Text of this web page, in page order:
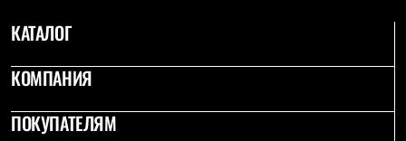
Куртки
Куртки
Брюки
Комбинезоны
КАТАЛОГ
КОМПАНИЯ
ПОКУПАТЕЛЯМ